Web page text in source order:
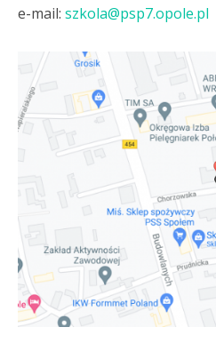
e-mail: szkola@psp7.opole.pl